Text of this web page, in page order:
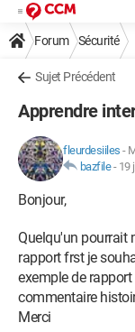
Forum Sécurité
Sujet Précédent
Apprendre
fleurdesiiles -
bazfile- 19
Bonjour,
Quelqu'un pourrait
rapport frst je
exemple de
commentaire
Merci